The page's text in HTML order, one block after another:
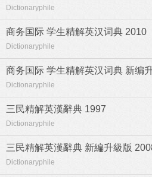
Dictionaryphile
商务国际 学生精解英汉词典 2010
Dictionaryphile
商务国际 学生精解英汉词典 新编
Dictionaryphile
三民精解英漢辭典 1997
Dictionaryphile
三民精解英漢辭典 新編升級版
Dictionaryphile